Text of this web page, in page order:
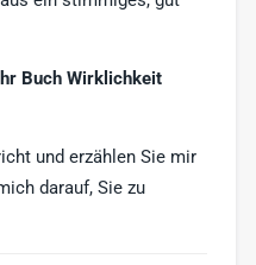
Buch Wirklichkeit
und erzählen Sie mir
darauf, Sie zu